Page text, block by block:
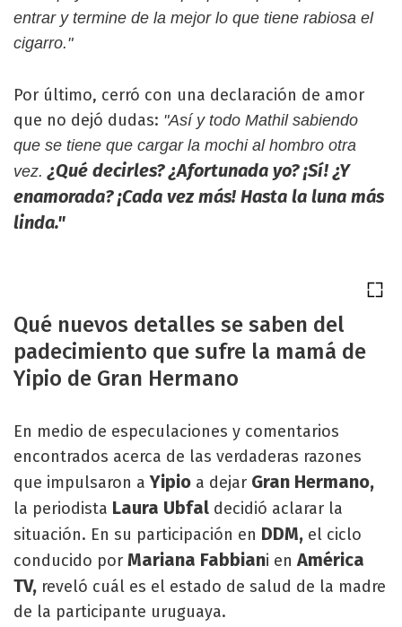
entrar y termine de la mejor lo que tiene rabiosa el
cigarro."
Por último, cerró con una declaración de amor
que no dejó dudas: "Así y todo Mathil sabiendo
que se tiene que cargar la mochi al hombro otra
vez. ¿Qué decirles? ¿Afortunada yo? ¡Sí! ¿Y
enamorada? ¡Cada vez más! Hasta la luna más
linda."
Qué nuevos detalles se saben del
padecimiento que sufre la mamá de
Yipio de Gran Hermano
En medio de especulaciones y comentarios
encontrados acerca de las verdaderas razones
que impulsaron a Yipio a dejar Gran Hermano,
la periodista Laura Ubfal decidió aclarar la
situación. En su participación en DDM, el ciclo
conducido por Mariana Fabbiani enAmérica
TV, reveló cuál es el estado de salud de la madre
de la participante uruguaya.